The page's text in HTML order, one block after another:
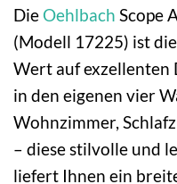
Die Oehlbach Scope
(Modell 17225) ist
Wert auf exzellenten
in den eigenen vier
Wohnzimmer,
– diese stilvolle und
liefert Ihnen ein